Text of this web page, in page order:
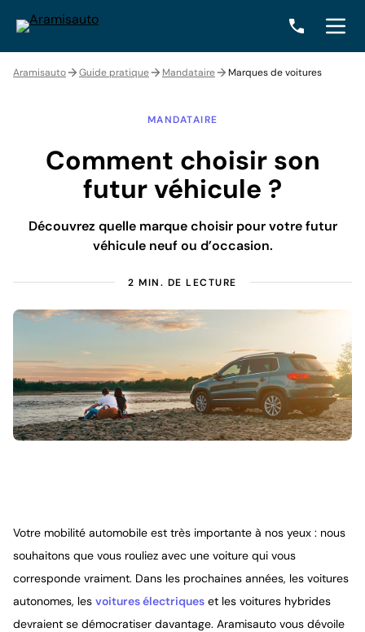
Aramisauto Guide pratique Mandataire Marques de voitures
MANDATAIRE
Comment choisir son
futur véhicule ?
Découvrez quelle marque choisir pour votre futur
véhicule neuf ou d’occasion.
2 MIN. DE LECTURE
Votre mobilité automobile est très importante à nos yeux : nous
souhaitons que vous rouliez avec une voiture qui vous
corresponde vraiment. Dans les prochaines années, les voitures
autonomes, les voitures électriques et les voitures hybrides
devraient se démocratiser davantage. Aramisauto vous dévoile